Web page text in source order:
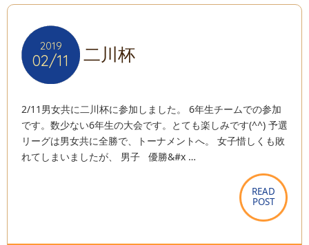
2019
02/11
2019
02/11 二川杯
2/11男女共に二川杯に参加しました。 6年生チームでの参加
です。数少ない6年生の大会です。とても楽しみです(^^) 予選
リーグは男女共に全勝で、トーナメントへ。 女子惜しくも敗
れてしまいましたが、 男子 優勝&#x …
READ
POST
READ
POST